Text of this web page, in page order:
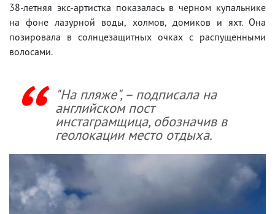
38-летняя экс-артистка показалась в черном купальнике
на фоне лазурной воды, холмов, домиков и яхт. Она
позировала в солнцезащитных очках с распущенными
волосами.
"На пляже", – подписала на
английском пост
инстаграмщица, обозначив в
геолокации место отдыха.